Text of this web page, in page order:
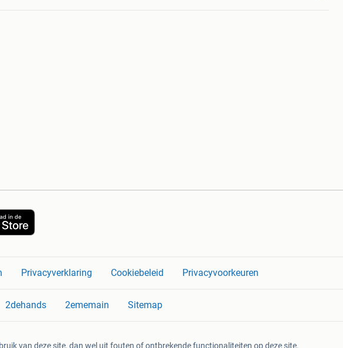
Privacyverklaring Cookiebeleid Privacyvoorkeuren
2dehands 2ememain Sitemap
van deze site, dan wel uit fouten of ontbrekende functionaliteiten op deze site.